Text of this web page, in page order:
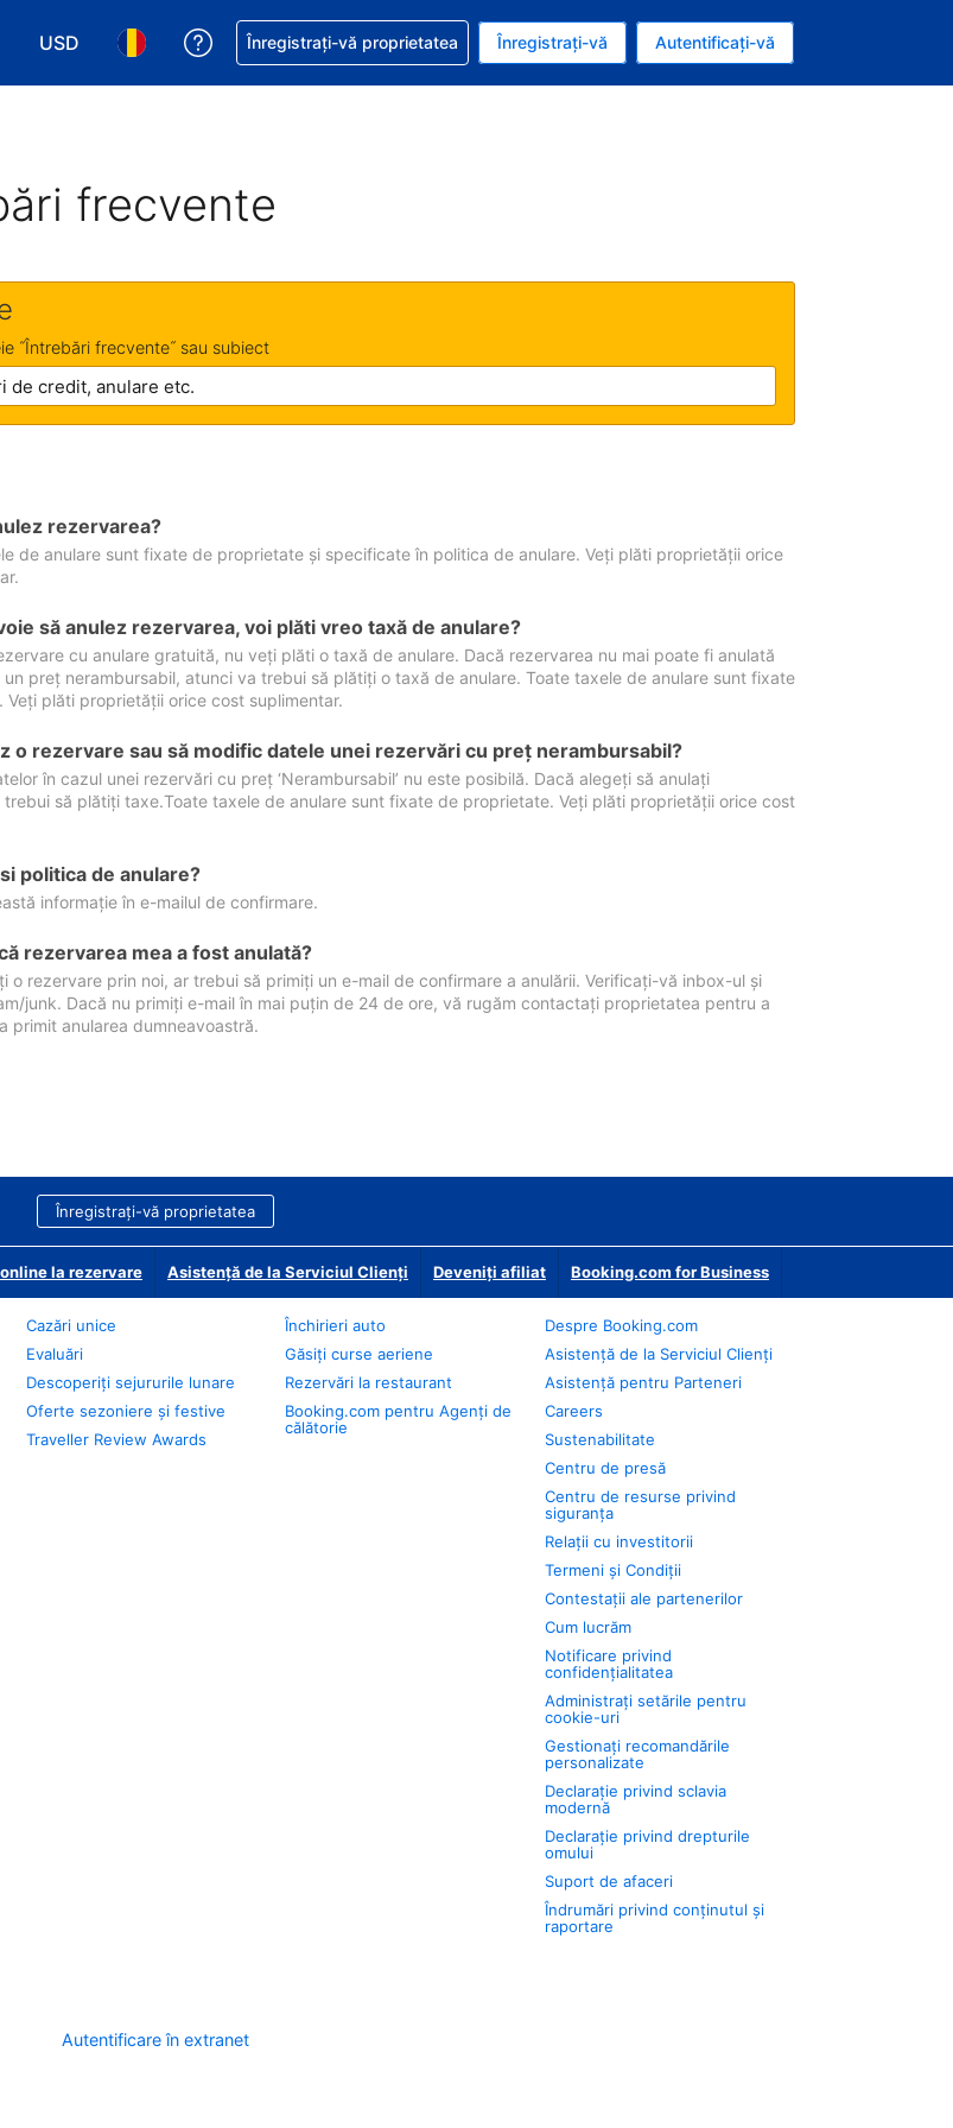
USD
Alegeţi moneda. Moneda actuală este Dolar american
Alegeți limba. Limba actuală este Română
Primiți asistență cu privire la rezervarea dvs.
Înregistrați-vă proprietatea Înregistrați-vă Autentificați-vă
frecvente
˝Întrebări frecvente˝ sau subiect
rezervarea?
de anulare sunt fixate de proprietate și specificate în politica de anulare. Veți plăti proprietății orice
să anulez rezervarea, voi plăti vreo taxă de anulare?
cu anulare gratuită, nu veți plăti o taxă de anulare. Dacă rezervarea nu mai poate fi anulată
preț nerambursabil, atunci va trebui să plătiți o taxă de anulare. Toate taxele de anulare sunt fixate
plăti proprietății orice cost suplimentar.
o rezervare sau să modific datele unei rezervări cu preţ nerambursabil?
în cazul unei rezervări cu preț ‘Nerambursabil’ nu este posibilă. Dacă alegeți să anulați
trebui să plătiți taxe.Toate taxele de anulare sunt fixate de proprietate. Veți plăti proprietății orice cost
politica de anulare?
informație în e-mailul de confirmare.
rezervarea mea a fost anulată?
o rezervare prin noi, ar trebui să primiți un e-mail de confirmare a anulării. Verificați-vă inbox-ul și
junk. Dacă nu primiți e-mail în mai puțin de 24 de ore, vă rugăm contactați proprietatea pentru a
primit anularea dumneavoastră.
Înregistrați-vă proprietatea
la rezervare Asistență de la Serviciul Clienți Deveniţi afiliat Booking.com for Business
Cazări unice
Evaluări
Descoperiți sejururile lunare
Oferte sezoniere și festive
Traveller Review Awards
Închirieri auto
Găsiți curse aeriene
Rezervări la restaurant
Booking.com pentru Agenți de
călătorie
Despre Booking.com
Asistență de la Serviciul Clienți
Asistență pentru Parteneri
Careers
Sustenabilitate
Centru de presă
Centru de resurse privind
siguranța
Relații cu investitorii
Termeni și Condiții
Contestații ale partenerilor
Cum lucrăm
Notificare privind
confidențialitatea
Administrați setările pentru
cookie-uri
Gestionați recomandările
personalizate
Declarație privind sclavia
modernă
Declarație privind drepturile
omului
Suport de afaceri
Îndrumări privind conținutul și
raportare
Autentificare în extranet